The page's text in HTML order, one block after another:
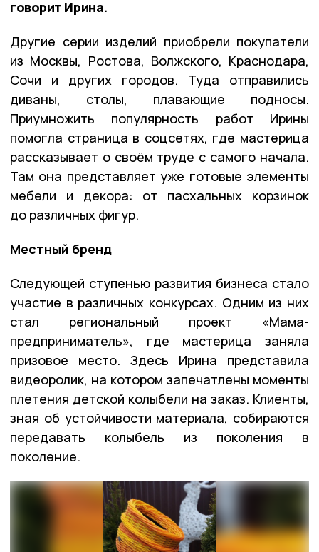
говорит Ирина.
Другие серии изделий приобрели покупатели
из Москвы, Ростова, Волжского, Краснодара,
Сочи и других городов. Туда отправились
диваны, столы, плавающие подносы.
Приумножить популярность работ Ирины
помогла страница в соцсетях, где мастерица
рассказывает о своём труде с самого начала.
Там она представляет уже готовые элементы
мебели и декора: от пасхальных корзинок
до различных фигур.
Местный бренд
Следующей ступенью развития бизнеса стало
участие в различных конкурсах. Одним из них
стал региональный проект «Мама-
предприниматель», где мастерица заняла
призовое место. Здесь Ирина представила
видеоролик, на котором запечатлены моменты
плетения детской колыбели на заказ. Клиенты,
зная об устойчивости материала, собираются
передавать колыбель из поколения в
поколение.